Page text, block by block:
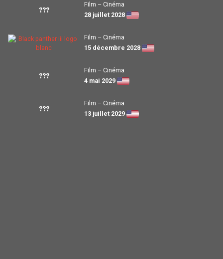
???
Film – Cinéma
28 juillet 2028
Film – Cinéma
15 décembre 2028
???
Film – Cinéma
4 mai 2029
???
Film – Cinéma
13 juillet 2029